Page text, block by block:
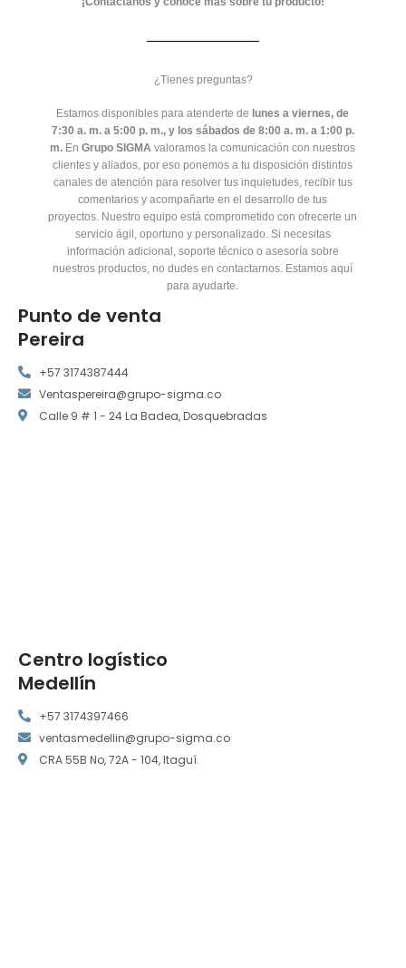
¿Tienes preguntas?
Estamos disponibles para atenderte de lunes a viernes, de
7:30 a. m. a 5:00 p. m., y los sábados de 8:00 a. m. a 1:00 p.
m. EnGrupo SIGMA valoramos la comunicación con nuestros
clientes y aliados, por eso ponemos a tu disposición distintos
canales de atención para resolver tus inquietudes, recibir tus
comentarios y acompañarte en el desarrollo de tus
proyectos. Nuestro equipo está comprometido con ofrecerte un
servicio ágil, oportuno y personalizado. Si necesitas
información adicional, soporte técnico o asesoría sobre
nuestros productos, no dudes en contactarnos. Estamos aquí
para ayudarte.
Punto de venta
Pereira
+57 3174387444
Ventaspereira@grupo-sigma.co
Calle 9 # 1 - 24 La Badea, Dosquebradas
Centro logístico
Medellín
+57 3174397466
ventasmedellin@grupo-sigma.co
CRA 55B No, 72A - 104, Itaguí.